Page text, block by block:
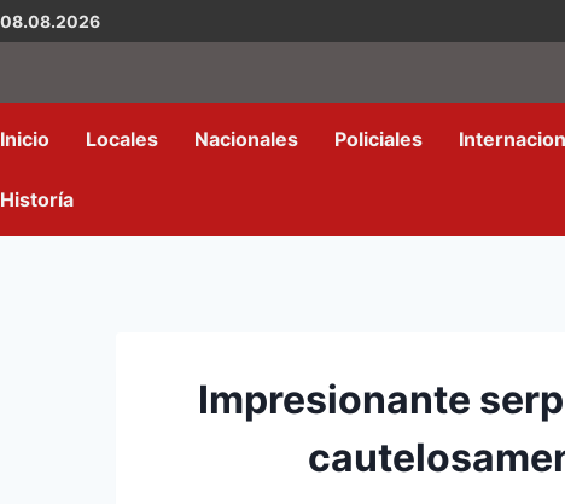
08.08.2026
Inicio Locales Nacionales Policiales
Historía
Impresionante